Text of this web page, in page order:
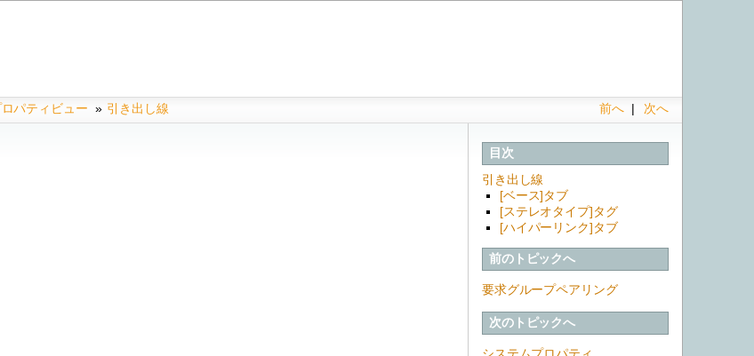
次へ
前へ |
ロパティビュー » 引き出し線
目次
引き出し線
[ベース]タブ
[ステレオタイプ]タグ
[ハイパーリンク]タブ
前のトピックへ
要求グループペアリング
次のトピックへ
システムプロパティ